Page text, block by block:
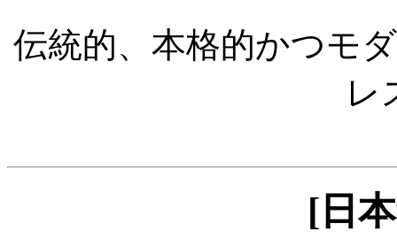
伝統的、本格的かつモ
レ
[日